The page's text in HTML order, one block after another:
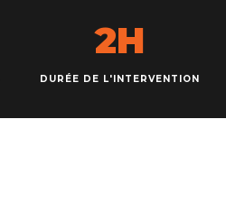
2H
DURÉE DE L'INTERVENTION